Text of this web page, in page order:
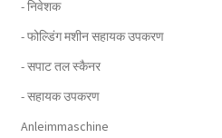
- निवेशक
- फोल्डिंग मशीन सहायक उपकरण
- सपाट तल स्कैनर
- सहायक उपकरण
Anleimmaschine